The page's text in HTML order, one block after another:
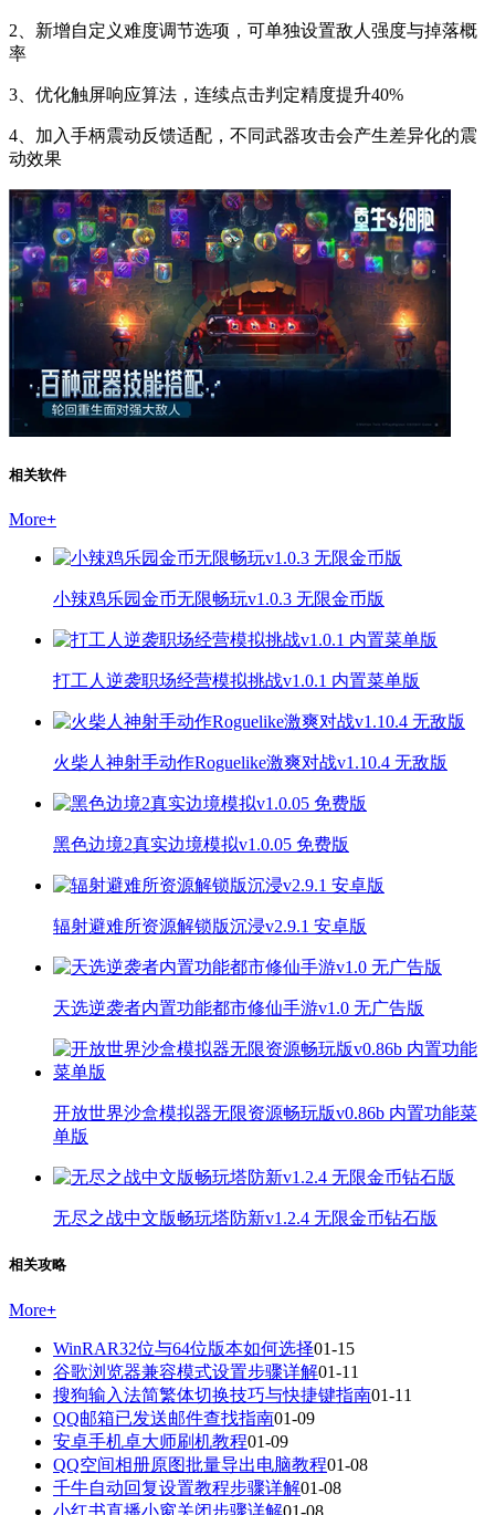
2、新增自定义难度调节选项，可单独设置敌人强度与掉落概
率
3、优化触屏响应算法，连续点击判定精度提升40%
4、加入手柄震动反馈适配，不同武器攻击会产生差异化的震
动效果
相关软件
More+
小辣鸡乐园金币无限畅玩v1.0.3 无限金币版
打工人逆袭职场经营模拟挑战v1.0.1 内置菜单版
火柴人神射手动作Roguelike激爽对战v1.10.4 无敌版
黑色边境2真实边境模拟v1.0.05 免费版
辐射避难所资源解锁版沉浸v2.9.1 安卓版
天选逆袭者内置功能都市修仙手游v1.0 无广告版
开放世界沙盒模拟器无限资源畅玩版v0.86b 内置功能菜
单版
无尽之战中文版畅玩塔防新v1.2.4 无限金币钻石版
相关攻略
More+
WinRAR32位与64位版本如何选择01-15
谷歌浏览器兼容模式设置步骤详解01-11
搜狗输入法简繁体切换技巧与快捷键指南01-11
QQ邮箱已发送邮件查找指南01-09
安卓手机卓大师刷机教程01-09
QQ空间相册原图批量导出电脑教程01-08
千牛自动回复设置教程步骤详解01-08
小红书直播小窗关闭步骤详解01-08